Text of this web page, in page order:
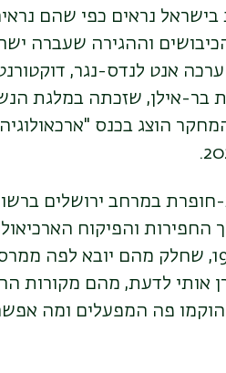
בישראל נראים כפי שהם
וההגירה שעברה
אנט לנדס-נגר,
בר-אילן, שזכתה במלגת
הוצג בכנס
והפיקוח
מאוד רעפים מהמאה ה-19, שחלק מהם
אותי לדעת, מהם מקורות
פה המפעלים ומה